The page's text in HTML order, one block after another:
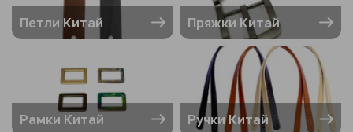
Петли Китай Пряжки Китай
Рамки Китай Ручки Китай